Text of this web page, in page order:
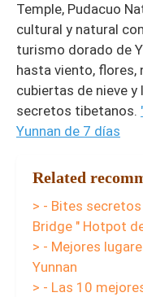
Temple, Pudacuo
cultural y natural
turismo dorado de
hasta viento, flores,
cubiertas de nieve
secretos tibetanos.
Yunnan de 7 días
Related
> - Bites
Bridge " Hotpot
> - Mejores
Yunnan
> - Las 10